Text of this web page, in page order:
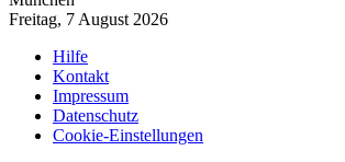
Freitag, 7 August 2026
Hilfe
Kontakt
Impressum
Datenschutz
Cookie-Einstellungen